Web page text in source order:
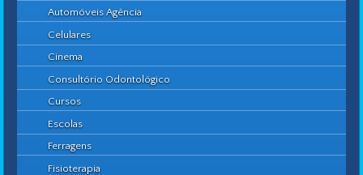
Automóveis Agência
Celulares
Cinema
Consultório Odontológico
Cursos
Escolas
Ferragens
Fisioterapia